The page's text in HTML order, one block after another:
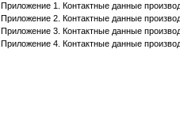
Приложение 1. Контактные данные
Приложение 2. Контактные данные
Приложение 3. Контактные данные
Приложение 4. Контактные данные